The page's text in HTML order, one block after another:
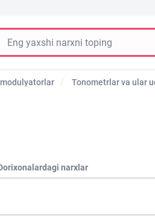
Tonometrlar va ular
narxlar